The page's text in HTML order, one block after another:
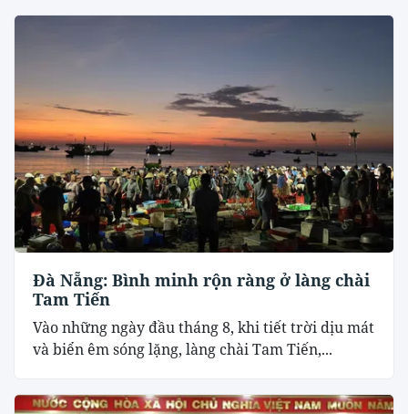
Đà Nẵng: Bình minh rộn ràng ở làng chài
Tam Tiến
Vào những ngày đầu tháng 8, khi tiết trời dịu mát
và biển êm sóng lặng, làng chài Tam Tiến,...